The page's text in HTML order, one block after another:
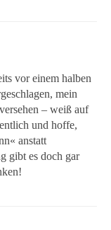
vor einem halben
mein
– weiß auf
und hoffe,
anstatt
gibt es doch gar